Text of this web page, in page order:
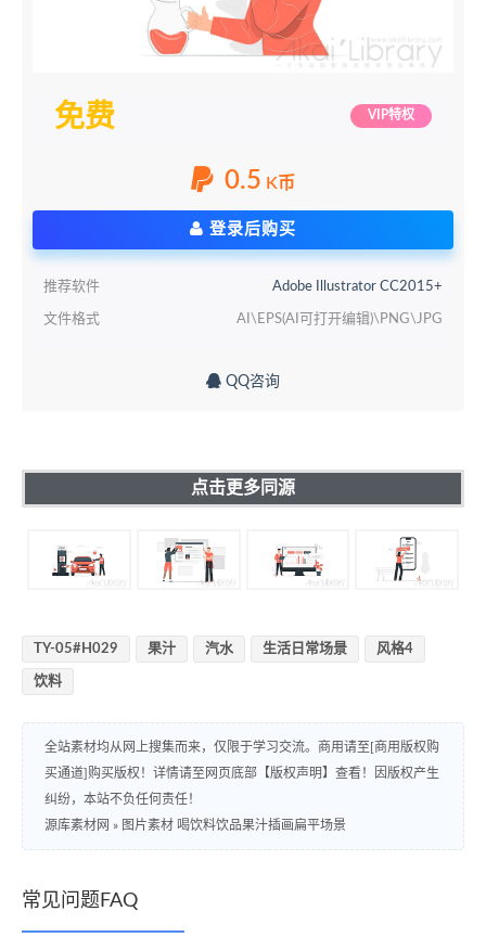
免费 VIP特权
0.5 K币
登录后购买
推荐软件 Adobe Illustrator CC2015+
文件格式 AI\EPS(AI可打开编辑)\PNG\JPG
QQ咨询
点击更多同源
TY-05#H029 果汁 汽水 生活日常场景 风格4
饮料
全站素材均从网上搜集而来，仅限于学习交流。商用请至[商用版权购
买通道]购买版权！详情请至网页底部【版权声明】查看！因版权产生
纠纷，本站不负任何责任！
源库素材网 » 图片素材 喝饮料饮品果汁插画扁平场景
常见问题FAQ